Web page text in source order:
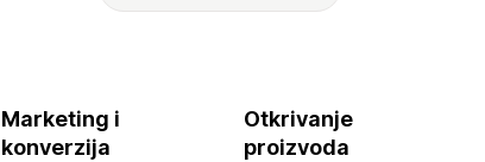
Marketing i
konverzija
Otkrivanje
proizvoda